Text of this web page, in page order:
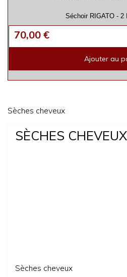
Séchoir RIGATO - 2
70,00 €
Ajouter au
Sèches cheveux
SÈCHES CHEVEUX
Sèches cheveux